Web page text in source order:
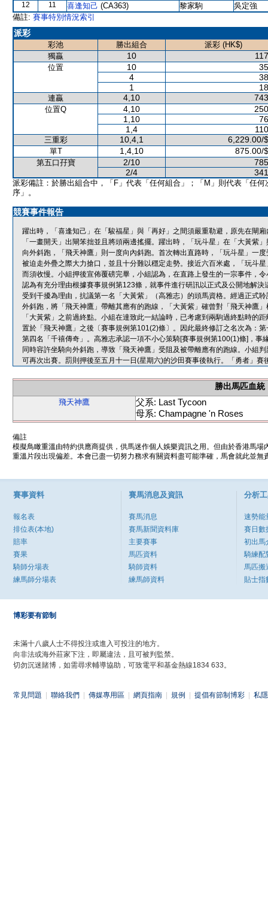
12 11 喜逢知己 (CA363) 黎家駒
吳定強
備註: 賽事特別情況索引
派彩
彩池 勝出組合
派彩 (HK$)
獨贏
10
位置 10
4
1
連贏 4,10
位置Q 4,10
1,10
1,4
三重彩 10,4,1 6,229.00/
單T 1,4,10 875.00/
第五口孖寶 2/10
2/4
派彩備註：於勝出組合中，「F」代表「任何組合」；「M」則代表「任何
序」。
競賽事件報告
躍出時，「喜逢知己」在「駿福星」與「再好」之間須嚴重勒避，原先在閘
「一畫開天」出閘笨拙並且將頭兩邊搖擺。躍出時，「玩斗星」在「大黃紫
向外斜跑，「飛天神鷹」則一度向內斜跑。首次轉出直路時，「玩斗星」一
被迫走外疊之際大力搶口，並且十分難以穩定走勢。接近六百米處，「玩斗
而須收慢。小組押後宣佈覆磅完畢，小組認為，在直路上發生的一宗事件，
認為有充分理由根據賽事規例第123條，就事件進行研訊以正式及公開地解
受到干擾為理由，抗議第一名「大黃紫」（高雅志）的頭馬資格。經過正式
外斜跑，將「飛天神鷹」帶離其應有的跑線，「大黃紫」確曾對「飛天神鷹
「大黃紫」之前過終點。小組在達致此一結論時，已考慮到兩駒過終點時的
置於「飛天神鷹」之後〔賽事規例第101(2)條〕。因此最終修訂之名次為：
第四名「千禧傳奇」。高雅志承認一項不小心策騎[賽事規例第100(1)條]，
同時容許坐騎向外斜跑，導致「飛天神鷹」受阻及被帶離應有的跑線。小組
可再次出賽。罰則押後至五月十一日(星期六)的沙田賽事後執行。「勇者」賽
勝出馬匹血統
飛天神鷹
父系: Last Tycoon
母系: Champagne 'n Roses
備註
模擬鳥瞰重溫由特約供應商提供，供馬迷作個人娛樂資訊之用。但由於香港馬
重溫片段出現偏差。本會已盡一切努力務求有關資料盡可能準確，馬會就此並
賽事資料
報名表
排位表(本地)
賠率
賽果
騎師分場表
練馬師分場表
賽馬消息及資訊
賽馬消息
賽馬新聞資料庫
主要賽事
馬匹資料
騎師資料
練馬師資料
分析
速勢能
賽日數
初出馬
騎練配
馬匹搬
貼士指
博彩要有節制
未滿十八歲人士不得投注或進入可投注的地方。
向非法或海外莊家下注，即屬違法，且可被判監禁。
切勿沉迷賭博，如需尋求輔導協助，可致電平和基金熱線1834 633。
常見問題 聯絡我們 傳媒專用區 網頁指南 規例 提倡有節制博彩 私